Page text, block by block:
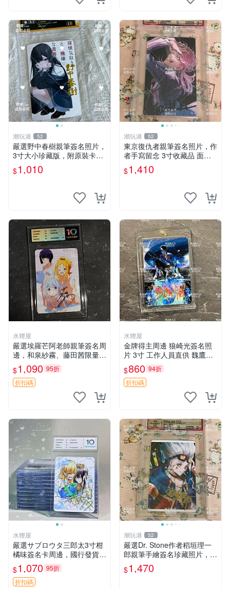
潮玩港 52
嚴選野中春樹親筆簽名照片，
3寸大小珍藏版，附原裝卡
磚。青春探偵迷必收！ 青春
時代、探案主題 現場簽名照
$1,010
潮玩港 52
東京復仇者親筆簽名照片，作
者手寫留念 3寸收藏品 面簽
珍藏 東京裡ベンジャーズ 畫
家原創 約3x5.5cm 簽名版 國
$1,410
水狸屋
嚴選埃羅芒阿老師親筆簽名周
邊，和泉紗霧、藤田茜限量珍
藏 尺寸：3寸大小 原裝卡磚
附 規格：日本帶回國中古品
默認輕微瑕疵 Erotic Manga
$1,090 95折
折扣碼
水狸屋
金牌得主周邊 狼崎光簽名照
片 3寸 工作人員直供 魏鷹純
藝術品 攝影作品推薦 帝國祈
禱精選 夜鷹純 質地鑽石級 攝
影周邊 攝影 照片收藏
$860 94折
折扣碼
水狸屋
嚴選サブロウタ三郎太3寸柑
橘味簽名卡周邊，國行發貨嚴
選中古 柑橘 周邊 簽名卡
$1,070 95折
折扣碼
潮玩港 52
嚴選Dr. Stone作者稻垣理一
郎親筆手繪簽名珍藏照片，3
英寸真品實拍 石紀、DoctorS
tone、收藏
$1,470